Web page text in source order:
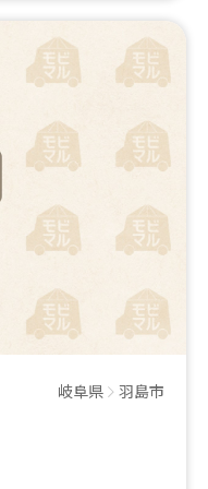
岐阜県 羽島市